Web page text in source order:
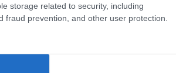
storage related to security, including
fraud prevention, and other user protection.